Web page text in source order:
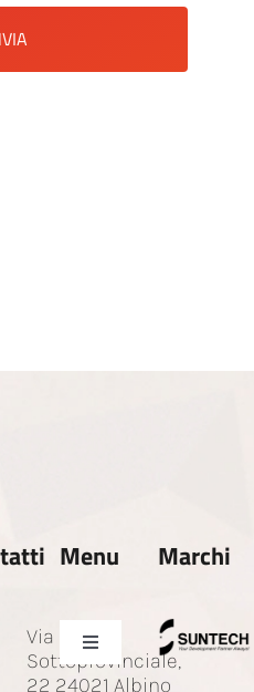
Via
Sottoprovinciale,
22 24021 Albino
Menu
Toggle
Navigation
Marchi